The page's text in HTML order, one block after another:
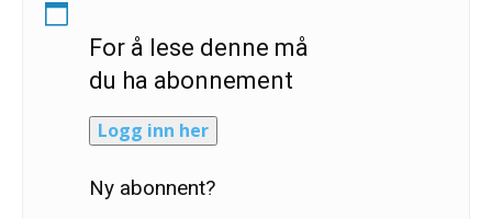
For å lese denne må
du ha abonnement
Logg inn her
Ny abonnent?